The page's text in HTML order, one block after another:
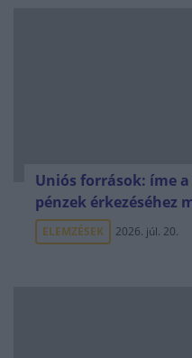
Uniós források: íme
pénzek érkezéséhez
ELEMZÉSEK 2026. júl. 20.